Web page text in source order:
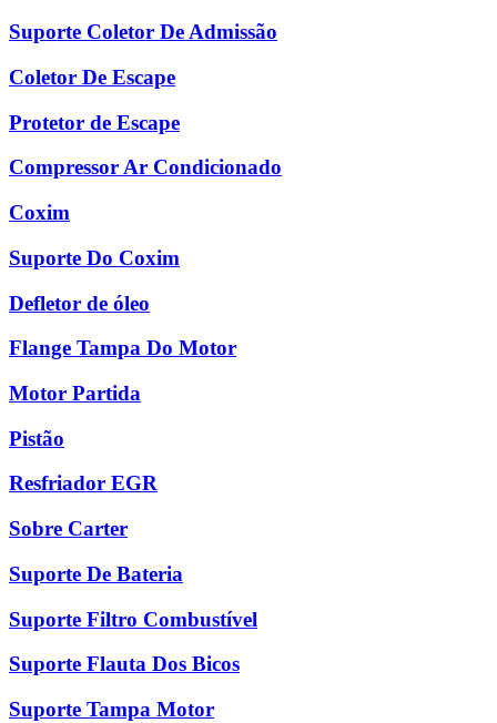
Suporte Coletor De Admissão
Coletor De Escape
Protetor de Escape
Compressor Ar Condicionado
Coxim
Suporte Do Coxim
Defletor de óleo
Flange Tampa Do Motor
Motor Partida
Pistão
Resfriador EGR
Sobre Carter
Suporte De Bateria
Suporte Filtro Combustível
Suporte Flauta Dos Bicos
Suporte Tampa Motor